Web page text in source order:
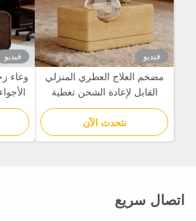
فيديو
مضخم العلاج العطري المنزلي
القابل لإعادة الشحن تغطية
100cbm مع التحكم في الإضاءة
المستقلة
نتحدث الآن
فيديو
وعاء
اتصال سريع